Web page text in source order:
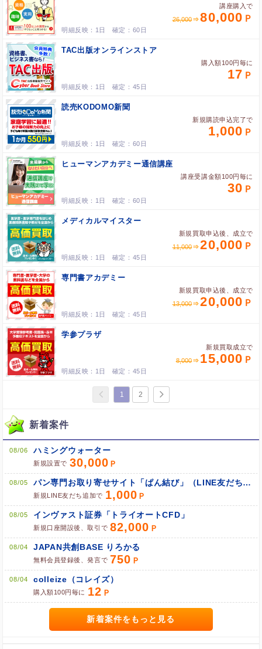
講座購入で
26,000
80,000
1日 60日
TAC出版オンラインストア
購入額100円毎に
17
1日 45日
読売KODOMO新聞
新規購読申込完了で
1,000
1日 60日
ヒューマンアカデミー通信講座
講座受講金額100円毎に
30
1日 60日
メディカルマイスター
新規買取申込後、成立で
11,000
20,000
1日 45日
専門書アカデミー
新規買取申込後、成立で
13,000
20,000
1日 45日
学参プラザ
新規買取成立で
8,000
15,000
1日 45日
1 2
新着案件
08/06 ハミングウォーター
新規設置で 30,000
08/05 パン専門お取り寄せサイト「ぱん結び」（LINE友だち追加）
新規LINE友だち追加で 1,000
08/05 インヴァスト証券「トライオートCFD」
新規口座開設後、取引で 82,000
08/04 JAPAN共創BASE りろかる
無料会員登録後、発言で 750
08/04 colleize（コレイズ）
購入額100円毎に 12
新着案件をもっと見る